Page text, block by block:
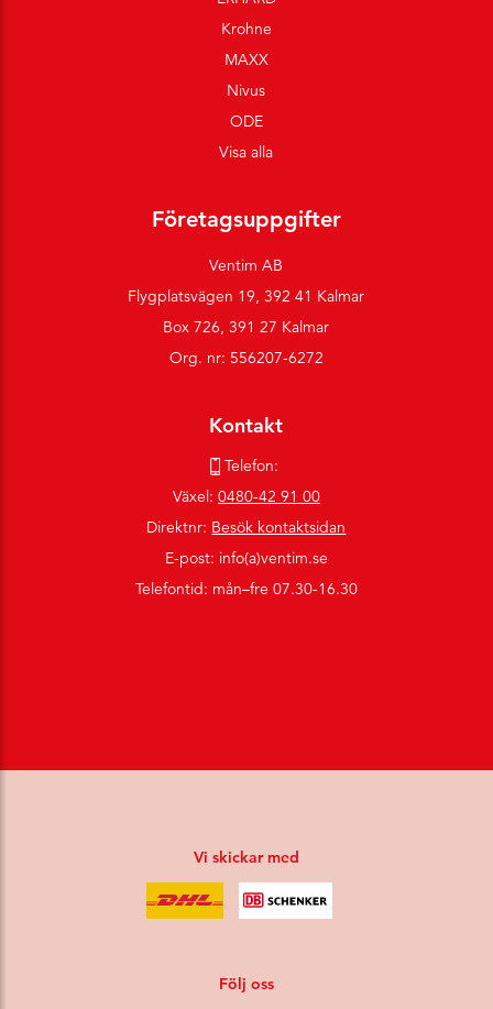
Krohne
MAXX
Nivus
ODE
Visa alla
Företagsuppgifter
Ventim AB
Flygplatsvägen 19, 392 41 Kalmar
Box 726, 391 27 Kalmar
Org. nr: 556207-6272
Kontakt
Telefon:
Växel: 0480-42 91 00
Direktnr: Besök kontaktsidan
E-post: info(a)ventim.se
Telefontid: mån–fre 07.30-16.30
Vi skickar med
Följ oss